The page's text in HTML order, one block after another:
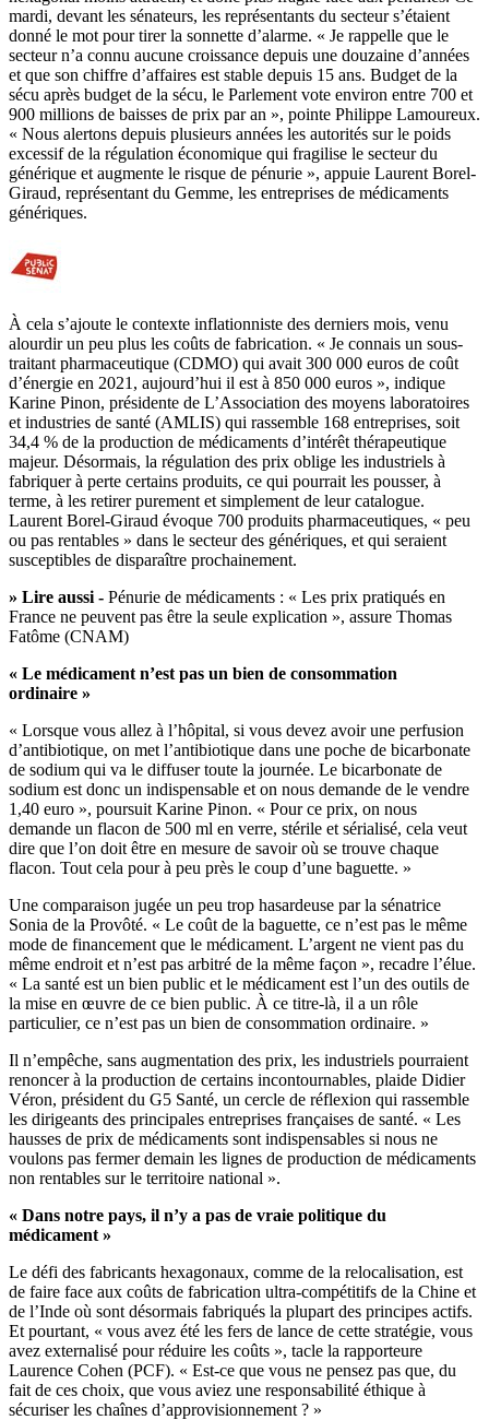
mardi, devant les sénateurs, les représentants du secteur s’étaient
donné le mot pour tirer la sonnette d’alarme. « Je rappelle que le
secteur n’a connu aucune croissance depuis une douzaine d’années
et que son chiffre d’affaires est stable depuis 15 ans. Budget de la
sécu après budget de la sécu, le Parlement vote environ entre 700 et
900 millions de baisses de prix par an », pointe Philippe Lamoureux.
« Nous alertons depuis plusieurs années les autorités sur le poids
excessif de la régulation économique qui fragilise le secteur du
générique et augmente le risque de pénurie », appuie Laurent Borel-
Giraud, représentant du Gemme, les entreprises de médicaments
génériques.
À cela s’ajoute le contexte inflationniste des derniers mois, venu
alourdir un peu plus les coûts de fabrication. « Je connais un sous-
traitant pharmaceutique (CDMO) qui avait 300 000 euros de coût
d’énergie en 2021, aujourd’hui il est à 850 000 euros », indique
Karine Pinon, présidente de L’Association des moyens laboratoires
et industries de santé (AMLIS) qui rassemble 168 entreprises, soit
34,4 % de la production de médicaments d’intérêt thérapeutique
majeur. Désormais, la régulation des prix oblige les industriels à
fabriquer à perte certains produits, ce qui pourrait les pousser, à
terme, à les retirer purement et simplement de leur catalogue.
Laurent Borel-Giraud évoque 700 produits pharmaceutiques, « peu
ou pas rentables » dans le secteur des génériques, et qui seraient
susceptibles de disparaître prochainement.
» Lire aussi - Pénurie de médicaments : « Les prix pratiqués en
France ne peuvent pas être la seule explication », assure Thomas
Fatôme (CNAM)
« Le médicament n’est pas un bien de consommation
ordinaire »
« Lorsque vous allez à l’hôpital, si vous devez avoir une perfusion
d’antibiotique, on met l’antibiotique dans une poche de bicarbonate
de sodium qui va le diffuser toute la journée. Le bicarbonate de
sodium est donc un indispensable et on nous demande de le vendre
1,40 euro », poursuit Karine Pinon. « Pour ce prix, on nous
demande un flacon de 500 ml en verre, stérile et sérialisé, cela veut
dire que l’on doit être en mesure de savoir où se trouve chaque
flacon. Tout cela pour à peu près le coup d’une baguette. »
Une comparaison jugée un peu trop hasardeuse par la sénatrice
Sonia de la Provôté. « Le coût de la baguette, ce n’est pas le même
mode de financement que le médicament. L’argent ne vient pas du
même endroit et n’est pas arbitré de la même façon », recadre l’élue.
« La santé est un bien public et le médicament est l’un des outils de
la mise en œuvre de ce bien public. À ce titre-là, il a un rôle
particulier, ce n’est pas un bien de consommation ordinaire. »
Il n’empêche, sans augmentation des prix, les industriels pourraient
renoncer à la production de certains incontournables, plaide Didier
Véron, président du G5 Santé, un cercle de réflexion qui rassemble
les dirigeants des principales entreprises françaises de santé. « Les
hausses de prix de médicaments sont indispensables si nous ne
voulons pas fermer demain les lignes de production de médicaments
non rentables sur le territoire national ».
« Dans notre pays, il n’y a pas de vraie politique du
médicament »
Le défi des fabricants hexagonaux, comme de la relocalisation, est
de faire face aux coûts de fabrication ultra-compétitifs de la Chine et
de l’Inde où sont désormais fabriqués la plupart des principes actifs.
Et pourtant, « vous avez été les fers de lance de cette stratégie, vous
avez externalisé pour réduire les coûts », tacle la rapporteure
Laurence Cohen (PCF). « Est-ce que vous ne pensez pas que, du
fait de ces choix, que vous aviez une responsabilité éthique à
sécuriser les chaînes d’approvisionnement ? »